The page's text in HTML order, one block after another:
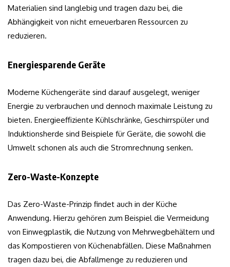
Materialien sind langlebig und tragen dazu bei, die
Abhängigkeit von nicht erneuerbaren Ressourcen zu
reduzieren.
Energiesparende Geräte
Moderne Küchengeräte sind darauf ausgelegt, weniger
Energie zu verbrauchen und dennoch maximale Leistung zu
bieten. Energieeffiziente Kühlschränke, Geschirrspüler und
Induktionsherde sind Beispiele für Geräte, die sowohl die
Umwelt schonen als auch die Stromrechnung senken.
Zero-Waste-Konzepte
Das Zero-Waste-Prinzip findet auch in der Küche
Anwendung. Hierzu gehören zum Beispiel die Vermeidung
von Einwegplastik, die Nutzung von Mehrwegbehältern und
das Kompostieren von Küchenabfällen. Diese Maßnahmen
tragen dazu bei, die Abfallmenge zu reduzieren und